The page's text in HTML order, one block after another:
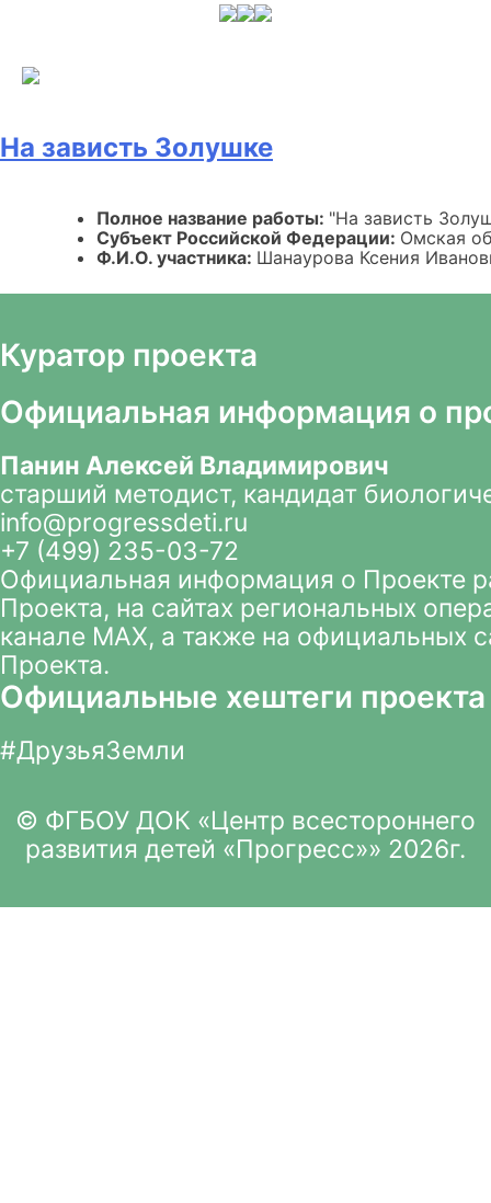
На зависть Золушке
Полное название работы: "На зависть
Субъект Российской Федерации: Омская
Ф.И.О. участника: Шанаурова Ксения
Куратор проекта
Официальная информация о
Панин Алексей Владимирович
старший методист, кандидат
info@progressdeti.ru
+7 (499) 235-03-72
Официальная информация о Проекте
Проекта, на сайтах региональных
канале MAX, а также на официальных
Проекта.
Официальные хештеги проекта
#ДрузьяЗемли
© ФГБОУ ДОК «Центр всестороннего
развития детей «Прогресс»» 2026г.